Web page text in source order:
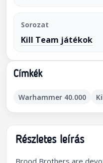
Sorozat
Kill Team játékok
Címkék
Warhammer 40.000
Részletes leírás
Brood Brothers are